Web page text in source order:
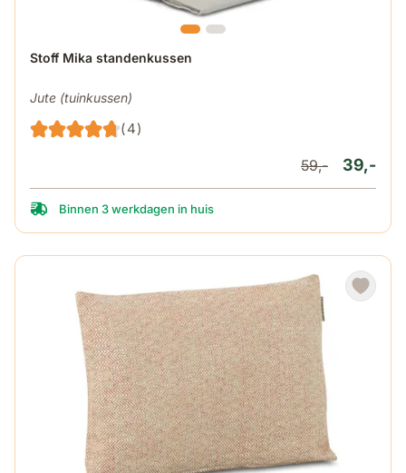
Stoff Mika standenkussen
Jute (tuinkussen)
(4)
39,-
59,-
Binnen 3 werkdagen in huis